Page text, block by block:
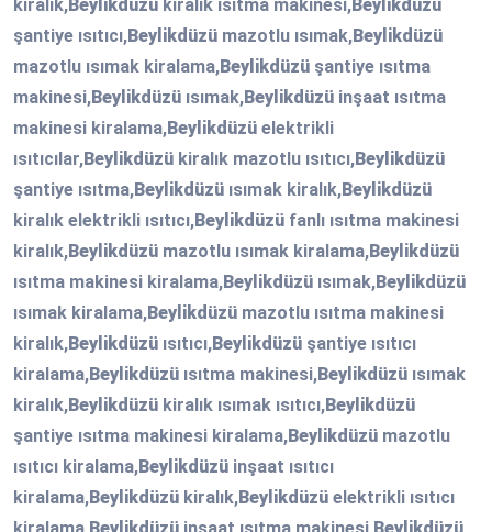
kiralık,Beylikdüzü kiralık ısıtma makinesi,Beylikdüzü
şantiye ısıtıcı,Beylikdüzü mazotlu ısımak,Beylikdüzü
mazotlu ısımak kiralama,Beylikdüzü şantiye ısıtma
makinesi,Beylikdüzü ısımak,Beylikdüzü inşaat ısıtma
makinesi kiralama,Beylikdüzü elektrikli
ısıtıcılar,Beylikdüzü kiralık mazotlu ısıtıcı,Beylikdüzü
şantiye ısıtma,Beylikdüzü ısımak kiralık,Beylikdüzü
kiralık elektrikli ısıtıcı,Beylikdüzü fanlı ısıtma makinesi
kiralık,Beylikdüzü mazotlu ısımak kiralama,Beylikdüzü
ısıtma makinesi kiralama,Beylikdüzü ısımak,Beylikdüzü
ısımak kiralama,Beylikdüzü mazotlu ısıtma makinesi
kiralık,Beylikdüzü ısıtıcı,Beylikdüzü şantiye ısıtıcı
kiralama,Beylikdüzü ısıtma makinesi,Beylikdüzü ısımak
kiralık,Beylikdüzü kiralık ısımak ısıtıcı,Beylikdüzü
şantiye ısıtma makinesi kiralama,Beylikdüzü mazotlu
ısıtıcı kiralama,Beylikdüzü inşaat ısıtıcı
kiralama,Beylikdüzü kiralık,Beylikdüzü elektrikli ısıtıcı